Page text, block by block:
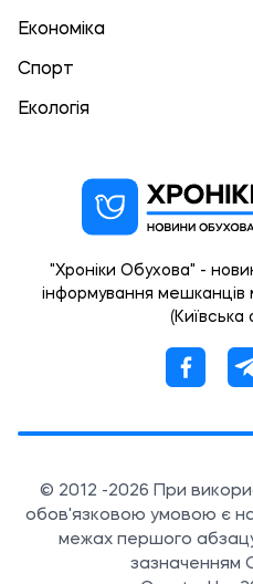
Економіка
Спорт
Екологія
"Хроніки Обухова" -
інформування мешканців
(Київська
© 2012 -2026 При
обов'язковою умовою є
межах першого абзацу
зазначенням